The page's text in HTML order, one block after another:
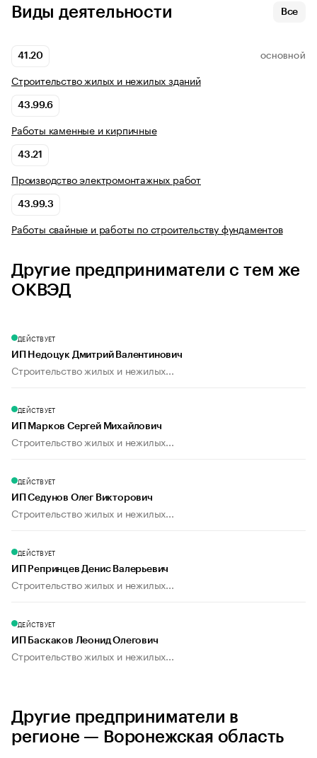
Виды деятельности Все
41.20 ОСНОВНОЙ
Строительство жилых и нежилых зданий
43.99.6
Работы каменные и кирпичные
43.21
Производство электромонтажных работ
43.99.3
Работы свайные и работы по строительству фундаментов
Другие предприниматели с тем же
ОКВЭД
ДЕЙСТВУЕТ
ИП Недоцук Дмитрий Валентинович
Строительство жилых и нежилых...
ДЕЙСТВУЕТ
ИП Марков Сергей Михайлович
Строительство жилых и нежилых...
ДЕЙСТВУЕТ
ИП Седунов Олег Викторович
Строительство жилых и нежилых...
ДЕЙСТВУЕТ
ИП Репринцев Денис Валерьевич
Строительство жилых и нежилых...
ДЕЙСТВУЕТ
ИП Баскаков Леонид Олегович
Строительство жилых и нежилых...
Другие предприниматели в
регионе — Воронежская область